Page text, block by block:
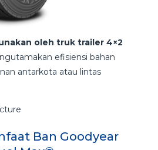
oleh truk trailer 4×2
efisiensi bahan
antarkota atau lintas
Ban Goodyear